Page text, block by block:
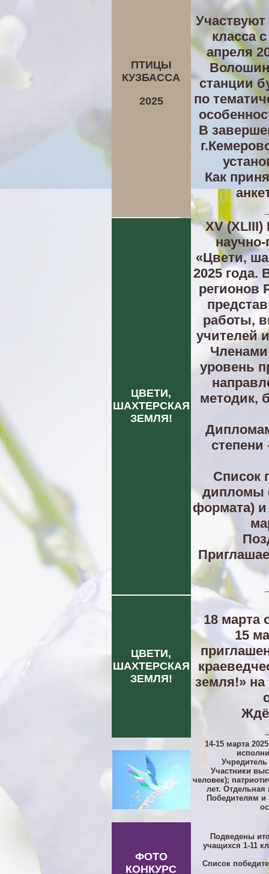
ПТИЦЫ
КУЗБАССА
2025
класса
апреля
станции
по
В
Как
ЦВЕТИ,
ШАХТЕРСКАЯ
ЗЕМЛЯ!
XV (XLIII)
«Цвети,
2025 года.
регионов
работы,
учителей
уровень
методик,
степени
Список
дипломы
формата)
ЦВЕТИ,
ШАХТЕРСКАЯ
ЗЕМЛЯ!
18 марта
15
земля!»
14-15 марта
Участники
человек);
лет. Отдельная
Победителям
ФОТО
КОНКУРС
Подведены
учащихся 1-11
Список